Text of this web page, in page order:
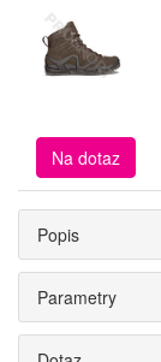
Na dotaz
Popis
Parametry